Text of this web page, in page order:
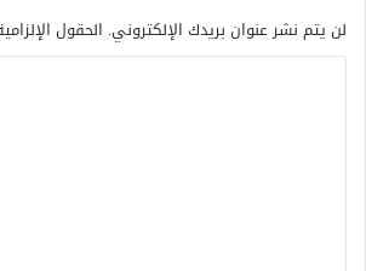
لن يتم نشر عنوان بريدك الإلكتروني. الحقول